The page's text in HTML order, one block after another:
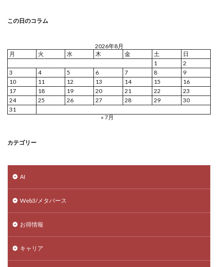
この日のコラム
2026年8月
月
火 水 木 金 土
日
1
2
3
4 5 6 7 8
9
10
11 12 13 14 15
16
17
18 19 20 21 22
23
24
25 26 27 28 29
30
31
« 7月
カテゴリー
AI
Web3/メタバース
お得情報
キャリア